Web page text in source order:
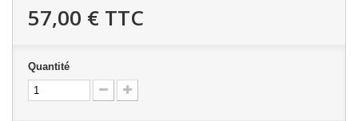
57,00 € TTC
Quantité